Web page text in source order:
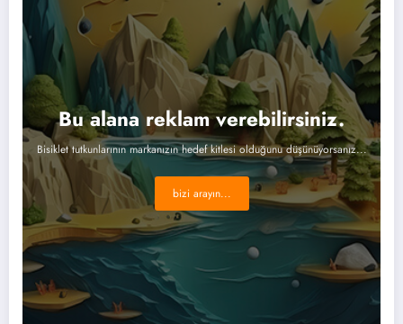
Bu alana reklam verebilirsiniz.
Bisiklet tutkunlarının markanızın hedef kitlesi olduğunu düşünüyorsanız...
bizi arayın...